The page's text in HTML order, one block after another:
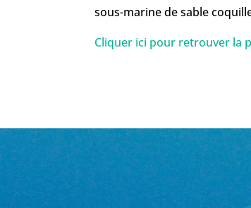
sous-marine de sable
Cliquer ici pour retrouver la